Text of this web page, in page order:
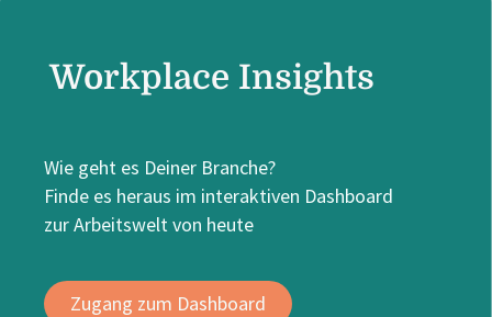
Workplace Insights
Wie geht es Deiner Branche?
Finde es heraus im interaktiven Dashboard
zur Arbeitswelt von heute
Zugang zum Dashboard